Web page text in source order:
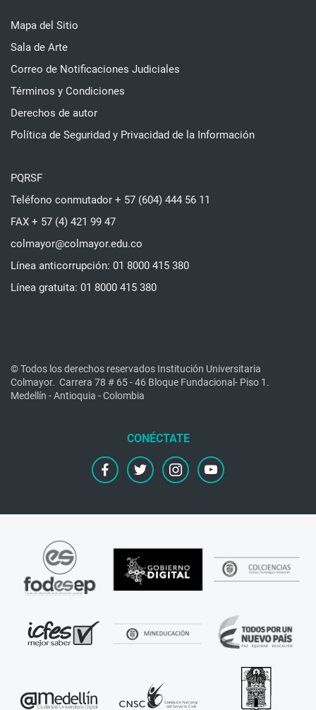
Mapa del Sitio
Sala de Arte
Correo de Notificaciones Judiciales
Términos y Condiciones
Derechos de autor
Política de Seguridad y Privacidad de la Información
PQRSF
Teléfono conmutador + 57 (604) 444 56 11
FAX + 57 (4) 421 99 47
colmayor@colmayor.edu.co
Línea anticorrupción: 01 8000 415 380
Línea gratuita: 01 8000 415 380
© Todos los derechos reservados Institución Universitaria
Colmayor. Carrera 78 # 65 - 46 Bloque Fundacional- Piso 1.
Medellín - Antioquia - Colombia
facebooktwitter instagramyoutube